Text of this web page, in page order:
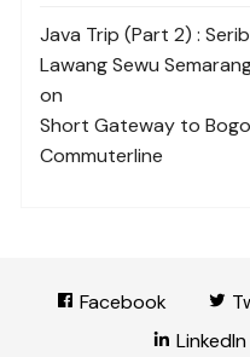
Java Trip (Part 2) :
Lawang Sewu
on
Short Gateway to
Commuterline
Facebook
LinkedIn